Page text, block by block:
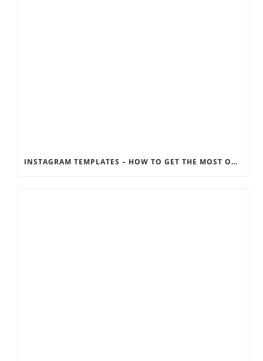
INSTAGRAM TEMPLATES – HOW TO GET THE MOST OUT OF THE SOCIAL MEDIA FEEDS